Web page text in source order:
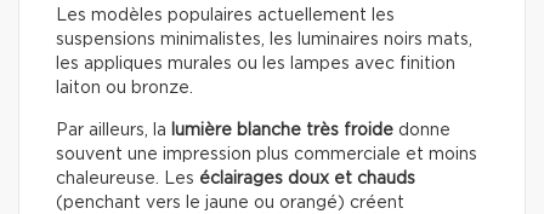
Les modèles populaires actuellement les
suspensions minimalistes, les luminaires noirs mats,
les appliques murales ou les lampes avec finition
laiton ou bronze.
Par ailleurs, la lumière blanche très froide donne
souvent une impression plus commerciale et moins
chaleureuse. Les éclairages doux et chauds
(penchant vers le jaune ou orangé) créent